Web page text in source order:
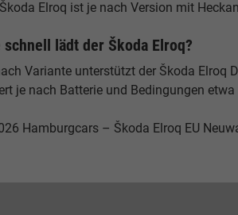
Elroq ist je nach Version mit
schnell lädt der Škoda Elroq?
Variante unterstützt der Škoda Elroq
je nach Batterie und Bedingungen
Hamburgcars – Škoda Elroq EU